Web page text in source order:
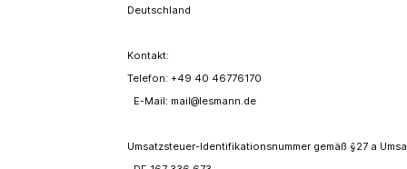
Deutschland
Kontakt:
Telefon: +49 40 46776170
E-Mail: mail@lesmann.de
Umsatzsteuer-Identifikationsnummer gemäß §27 a